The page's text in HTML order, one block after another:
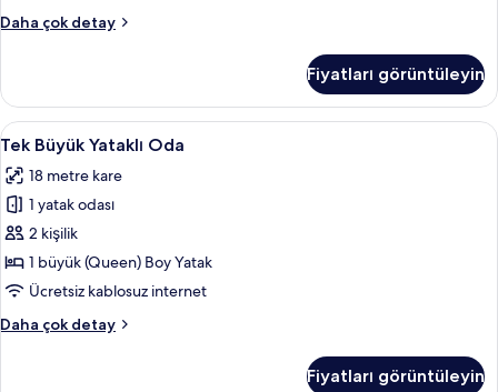
Daha çok detay
Tek
daha
fazla
detay
Fiyatları görüntüleyin
Tek
Büyük
Yataklı
Oda
için
tüm
fotoğrafları
Masa, ses yalıtımı, ücretsiz kablosuz
6
Tek Büyük Yataklı Oda
18 metre kare
1 yatak odası
2 kişilik
1 büyük (Queen) Boy Yatak
Ücretsiz kablosuz internet
Daha çok detay
Tek
Fiyatları görüntüleyin